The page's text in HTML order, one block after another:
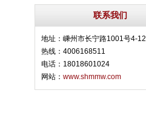
联系我们
地址：嵊州市长宁路1001号4-12
热线：4006168511
电话：18018601024
网站： www.shmmw.com